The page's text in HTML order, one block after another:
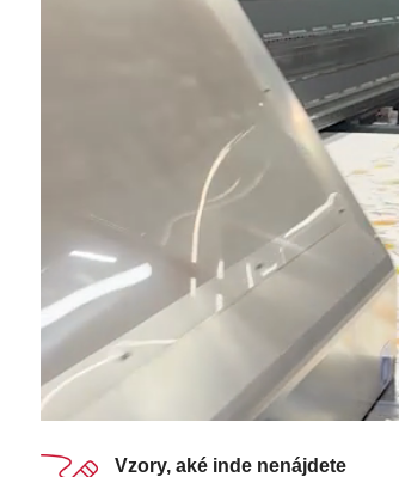
Vzory, aké inde nenájdete